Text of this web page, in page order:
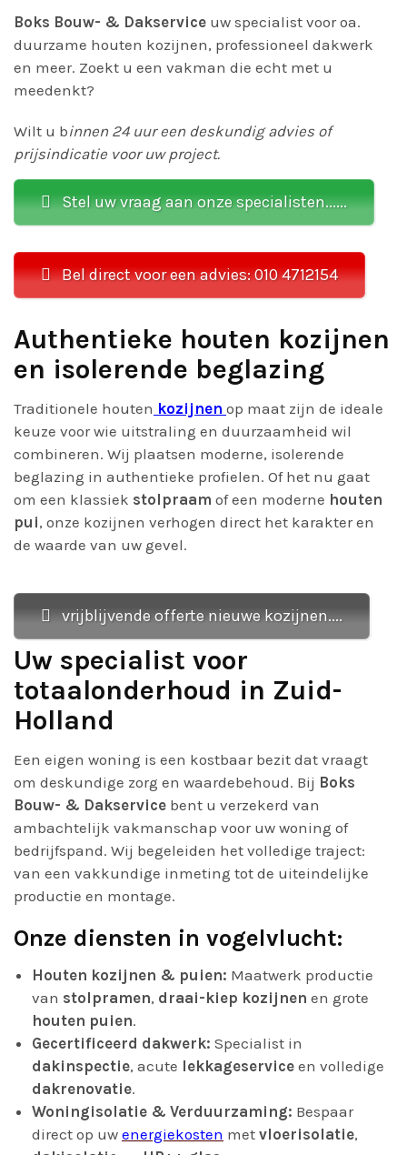
Boks Bouw- & Dakservice uw specialist voor oa.
duurzame houten kozijnen, professioneel dakwerk
en meer. Zoekt u een vakman die echt met u
meedenkt?
Wilt u binnen 24 uur een deskundig advies of
prijsindicatie voor uw project.
Stel uw vraag aan onze specialisten......
Bel direct voor een advies: 010 4712154
Authentieke houten kozijnen
en isolerende beglazing
Traditionele houten kozijnen op maat zijn de ideale
keuze voor wie uitstraling en duurzaamheid wil
combineren. Wij plaatsen moderne, isolerende
beglazing in authentieke profielen. Of het nu gaat
om een klassiek stolpraam of een moderne houten
pui, onze kozijnen verhogen direct het karakter en
de waarde van uw gevel.
vrijblijvende offerte nieuwe kozijnen....
Uw specialist voor
totaalonderhoud in Zuid-
Holland
Een eigen woning is een kostbaar bezit dat vraagt
om deskundige zorg en waardebehoud. Bij Boks
Bouw- & Dakservice bent u verzekerd van
ambachtelijk vakmanschap voor uw woning of
bedrijfspand. Wij begeleiden het volledige traject:
van een vakkundige inmeting tot de uiteindelijke
productie en montage.
Onze diensten in vogelvlucht:
Houten kozijnen & puien: Maatwerk productie
van stolpramen, draai-kiep kozijnen en grote
houten puien.
Gecertificeerd dakwerk: Specialist in
dakinspectie, acute lekkageservice en volledige
dakrenovatie.
Woningisolatie & Verduurzaming: Bespaar
direct op uw energiekosten met vloerisolatie,